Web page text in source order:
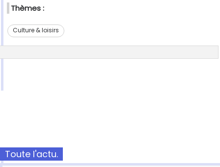
Thèmes :
Culture & loisirs
Toute l'actu.